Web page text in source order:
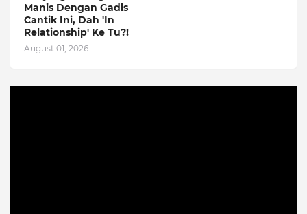
Manis Dengan Gadis
Cantik Ini, Dah 'In
Relationship' Ke Tu?!
August 01, 2026